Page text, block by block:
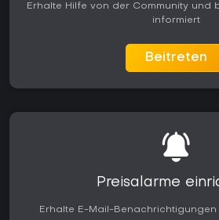
Erhalte Hilfe von der Community und
informiert
Beitreten
Preisalarme
Erhalte E-Mail-